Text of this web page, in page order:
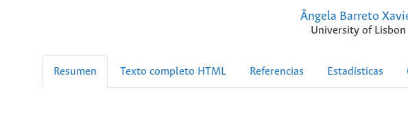
Ângela Barreto
University of Lisbon
Resumen Texto completo HTML Referencias Estadísticas